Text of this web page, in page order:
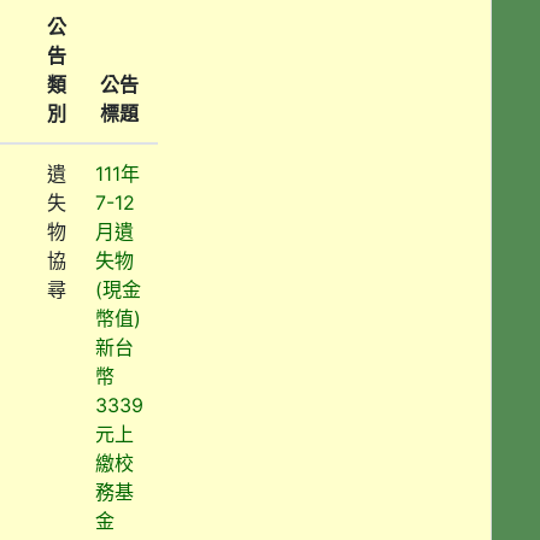
公
告
類
別
公告
標題
遺
失
物
協
尋
111年
7-12
月遺
失物
(現金
幣值)
新台
幣
3339
元上
繳校
務基
金